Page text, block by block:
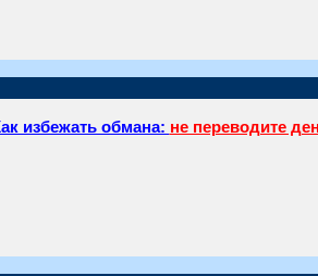
избежать обмана: не переводите